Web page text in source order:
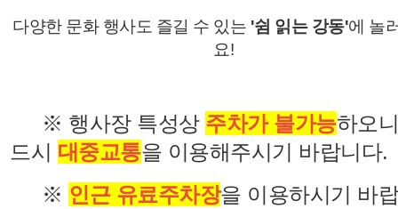
다양한 문화 행사도 즐길 수 있는 '쉼 읽는 강동'에 놀
요!
※ 행사장 특성상 주차가 불가능하오
드시 대중교통을 이용해주시기 바랍니다.
※ 인근 유료주차장을 이용하시기 바